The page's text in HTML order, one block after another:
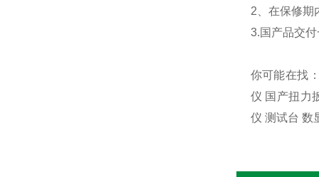
2、在保修期
3.国产品交
你可能在找
仪 国产扭力
仪 测试台 数